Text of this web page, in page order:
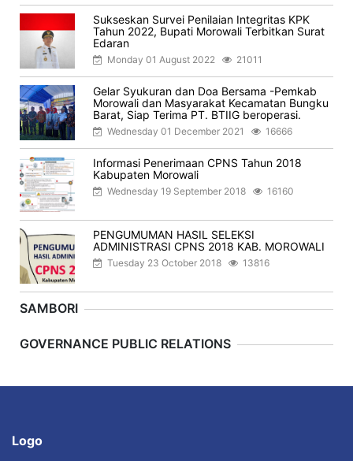
Sukseskan Survei Penilaian Integritas KPK
Tahun 2022, Bupati Morowali Terbitkan Surat
Edaran
Monday 01 August 2022 21011
Gelar Syukuran dan Doa Bersama -Pemkab
Morowali dan Masyarakat Kecamatan Bungku
Barat, Siap Terima PT. BTIIG beroperasi.
Wednesday 01 December 2021 16666
Informasi Penerimaan CPNS Tahun 2018
Kabupaten Morowali
Wednesday 19 September 2018 16160
PENGUMUMAN HASIL SELEKSI
ADMINISTRASI CPNS 2018 KAB. MOROWALI
Tuesday 23 October 2018 13816
SAMBORI
Previous
GOVERNANCE PUBLIC RELATIONS
Logo